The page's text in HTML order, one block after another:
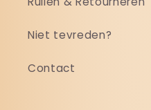
Niet tevreden?
Contact